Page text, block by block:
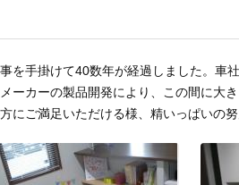
を手掛けて40数年が経過しました。車
ーカーの製品開発により、この間に大
ご満足いただける様、精いっぱいの努